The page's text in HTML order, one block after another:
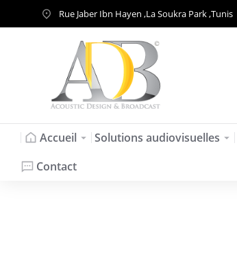
Rue Jaber Ibn Hayen ,La Soukra Park ,Tunis
Accueil Solutions audiovisuelles
Contact